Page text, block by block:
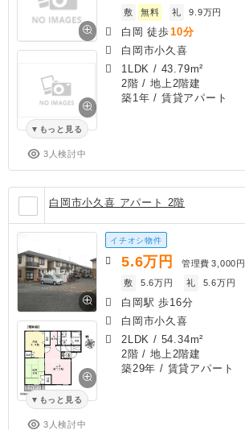
もっと見る
3人検討中
敷
無料 礼 9.9万円
白岡 徒歩10分
白岡市小久喜
1LDK / 43.79m²
2階 / 地上2階建
築1年 / 賃貸アパート
白岡市小久喜 アパート 2階
もっと見る
3人検討中
イチオシ物件
5.6万円 管理費 3,000円
敷
5.6万円 礼 5.6万円
白岡駅 歩16分
白岡市小久喜
2LDK / 54.34m²
2階 / 地上2階建
築29年 / 賃貸アパート